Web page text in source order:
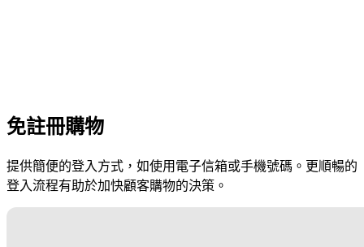
免註冊購物
提供簡便的登入方式，如使用電子信箱或手機號碼。更順暢的
登入流程有助於加快顧客購物的決策。